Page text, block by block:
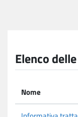
Elenco
Nome